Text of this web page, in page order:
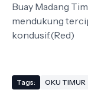
Buay Madang
mendukung
kondusif.(Red)
Tags: OKU TIMUR